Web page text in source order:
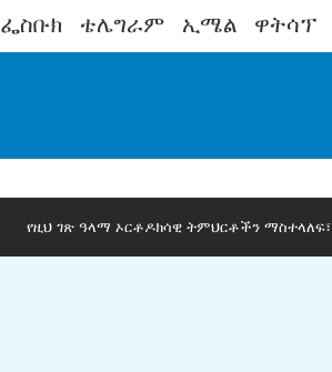
ፌስቡክ ቴሌግራም ኢሜል ዋትሳፕ
የዚህ ገጽ ዓላማ ኦርቶዶክሳዊ ትምህርቶችን